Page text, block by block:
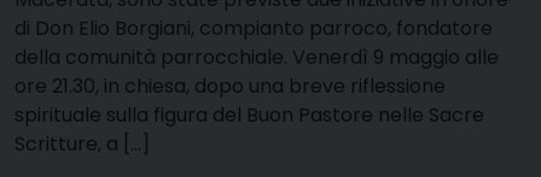
di Don Elio Borgiani, compianto parroco, fondatore
della comunità parrocchiale. Venerdì 9 maggio alle
ore 21.30, in chiesa, dopo una breve riflessione
spirituale sulla figura del Buon Pastore nelle Sacre
Scritture, a […]